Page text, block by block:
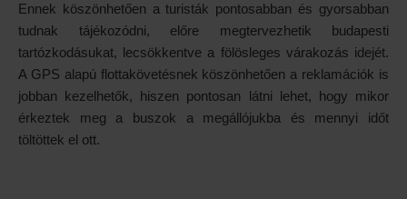
Ennek köszönhetően a turisták pontosabban és gyorsabban
tudnak tájékozódni, előre megtervezhetik budapesti
tartózkodásukat, lecsökkentve a fölösleges várakozás idejét.
A GPS alapú flottakövetésnek köszönhetően a reklamációk is
jobban kezelhetők, hiszen pontosan látni lehet, hogy mikor
érkeztek meg a buszok a megállójukba és mennyi időt
töltöttek el ott.